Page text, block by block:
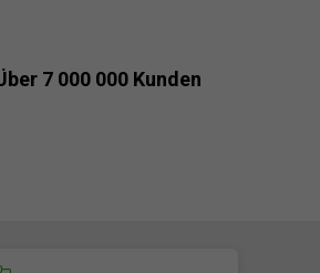
7 000 000 Kunden